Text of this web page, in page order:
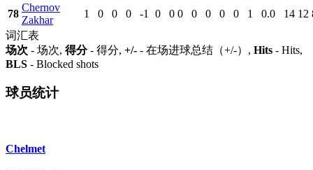
78
Chernov
Zakhar
1 0 0 0 -1 0 0 0 0 0 0 0 1 0.0 14 12
词汇表
场次 - 场次, 得分- 得分, +/- - 在场进球总结（+/-）, Hits - Hits,
BLS - Blocked shots
球员统计
Chelmet